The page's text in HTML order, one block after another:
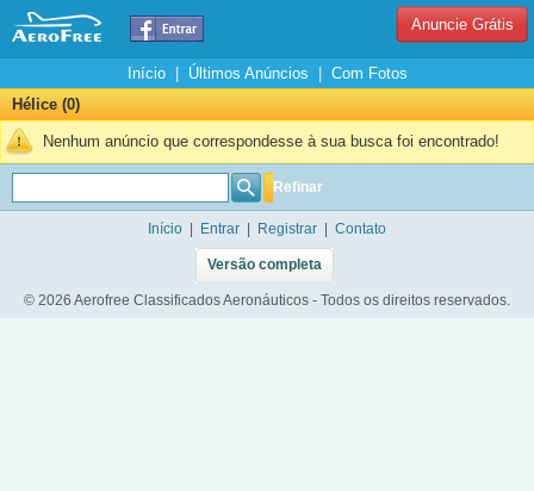
Anuncie Grátis
Início| Últimos Anúncios
Com Fotos
Hélice (0)
Nenhum anúncio que correspondesse à sua busca foi encontrado!
Refinar
Início Entrar Registrar Contato
Versão completa
© 2026 Aerofree Classificados Aeronáuticos - Todos os direitos reservados.